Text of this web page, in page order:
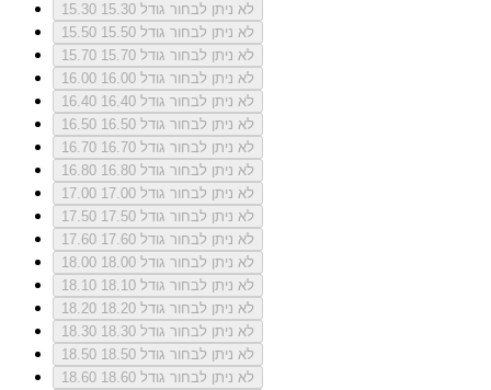
15.30
לא ניתן לבחור גודל 15.30
15.50
לא ניתן לבחור גודל 15.50
15.70
לא ניתן לבחור גודל 15.70
16.00
לא ניתן לבחור גודל 16.00
16.40
לא ניתן לבחור גודל 16.40
16.50
לא ניתן לבחור גודל 16.50
16.70
לא ניתן לבחור גודל 16.70
16.80
לא ניתן לבחור גודל 16.80
17.00
לא ניתן לבחור גודל 17.00
17.50
לא ניתן לבחור גודל 17.50
17.60
לא ניתן לבחור גודל 17.60
18.00
לא ניתן לבחור גודל 18.00
18.10
לא ניתן לבחור גודל 18.10
18.20
לא ניתן לבחור גודל 18.20
18.30
לא ניתן לבחור גודל 18.30
18.50
לא ניתן לבחור גודל 18.50
18.60
לא ניתן לבחור גודל 18.60